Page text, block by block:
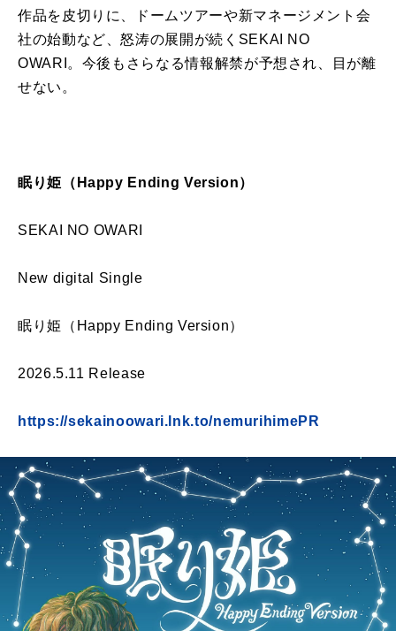
作品を皮切りに、ドームツアーや新マネージメント会
社の始動など、怒涛の展開が続くSEKAI NO
OWARI。今後もさらなる情報解禁が予想され、目が離
せない。
眠り姫（Happy Ending Version）
SEKAI NO OWARI
New digital Single
眠り姫（Happy Ending Version）
2026.5.11 Release
https://sekainoowari.lnk.to/nemurihimePR